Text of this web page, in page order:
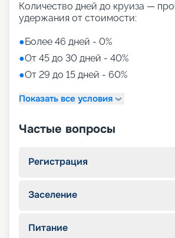
Количество дней до круиза —
удержания от стоимости:
●Более 46 дней - 0%
●От 45 до 30 дней - 40%
●От 29 до 15 дней - 60%
Показать все условия
Частые вопросы
Регистрация
Заселение
Питание